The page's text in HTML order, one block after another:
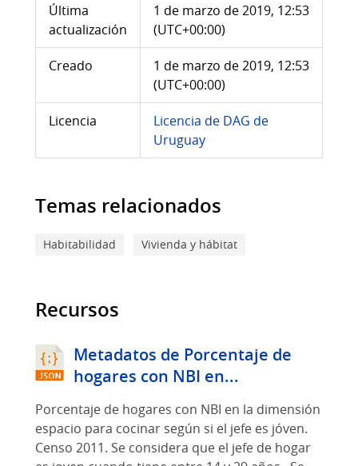
Última
actualización
1 de marzo de 2019, 12:53
(UTC+00:00)
Creado
1 de marzo de 2019, 12:53
(UTC+00:00)
Licencia
Licencia de DAG de
Uruguay
Temas relacionados
Habitabilidad Vivienda y hábitat
Recursos
Metadatos de Porcentaje de
hogares con NBI en...
Porcentaje de hogares con NBI en la dimensión
espacio para cocinar según si el jefe es jóven.
Censo 2011. Se considera que el jefe de hogar